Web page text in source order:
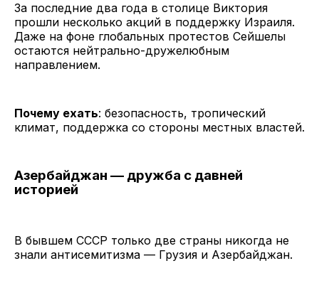
За последние два года в столице Виктория
прошли несколько акций в поддержку Израиля.
Даже на фоне глобальных протестов Сейшелы
остаются нейтрально-дружелюбным
направлением.
Почему ехать: безопасность, тропический
климат, поддержка со стороны местных властей.
Азербайджан — дружба с давней
историей
В бывшем СССР только две страны никогда не
знали антисемитизма — Грузия и Азербайджан.